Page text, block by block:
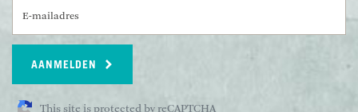
AANMELDEN
This site is protected by reCAPTCHA